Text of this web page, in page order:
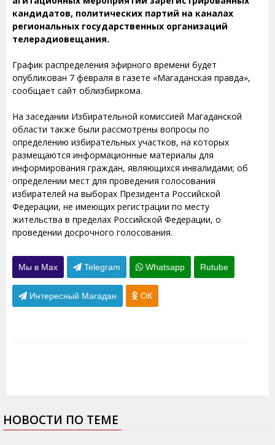
кандидатов, политических партий на каналах
региональных государственных организаций
телерадиовещания.
График распределения эфирного времени будет
опубликован 7 февраля в газете «Магаданская правда»,
сообщает сайт облизбиркома.
На заседании Избирательной комиссией Магаданской
области также были рассмотрены вопросы по
определению избирательных участков, на которых
размещаются информационные материалы для
информирования граждан, являющихся инвалидами; об
определении мест для проведения голосования
избирателей на выборах Президента Российской
Федерации, не имеющих регистрации по месту
жительства в пределах Российской Федерации, о
проведении досрочного голосования.
Мы в Max Telegram Whatsapp Rutube
Интересный Магадан ОК
НОВОСТИ ПО ТЕМЕ